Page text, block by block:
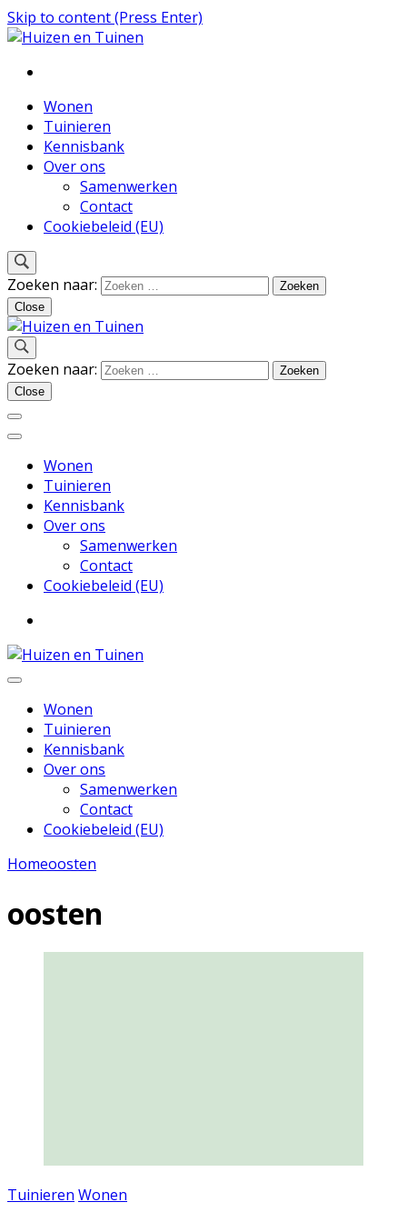
Skip to content (Press Enter)
Huizen en Tuinen
Inspiratie voor wonen en tuinieren
Wonen
Tuinieren
Kennisbank
Over ons
Samenwerken
Contact
Cookiebeleid (EU)
Zoeken naar:
Close
Huizen en Tuinen
Inspiratie voor wonen en tuinieren
Zoeken naar:
Close
Wonen
Tuinieren
Kennisbank
Over ons
Samenwerken
Contact
Cookiebeleid (EU)
Huizen en Tuinen
Inspiratie voor wonen en tuinieren
Wonen
Tuinieren
Kennisbank
Over ons
Samenwerken
Contact
Cookiebeleid (EU)
Homeoosten
oosten
Tuinieren Wonen